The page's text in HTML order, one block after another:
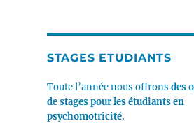
STAGES ETUDIANTS
Toute l’année nous offrons des
de stages pour les étudiants en
psychomotricité.